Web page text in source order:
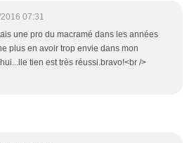
07:31
une pro du macramé dans les années
plus en avoir trop envie dans mon
tien est très réussi.bravo!<br />